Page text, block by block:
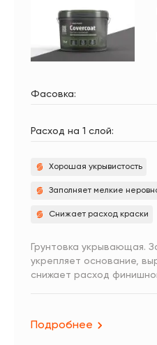
Фасовка:
Расход на 1 слой:
Хорошая укрывистость
Заполняет мелкие
Снижает расход краски
Грунтовка укрывающая.
укрепляет основание,
снижает расход
Подробнее